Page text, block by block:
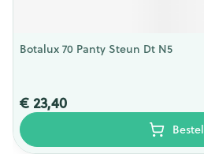
Botalux 70 Panty Steun Dt N5
€ 23,40
Bestel